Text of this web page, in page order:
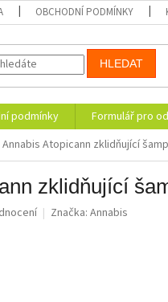
OBCHODNÍ PODMÍNKY
HLEDAT
podmínky Formulář pro
Annabis Atopicann zklidňující
zklidňující
Značka: Annabis